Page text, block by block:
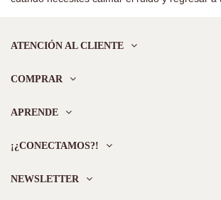
ATENCIÓN AL CLIENTE
COMPRAR
APRENDE
¡¿CONECTAMOS?!
NEWSLETTER